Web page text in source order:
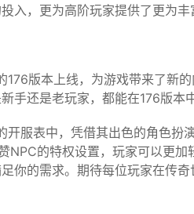
入，更为高阶玩家提供了更为
版本上线，为游戏带来了新
手还是老玩家，都能在176版本
服表中，凭借其出色的角色扮
NPC的特权设置，玩家可以更
你的需求。期待每位玩家在传